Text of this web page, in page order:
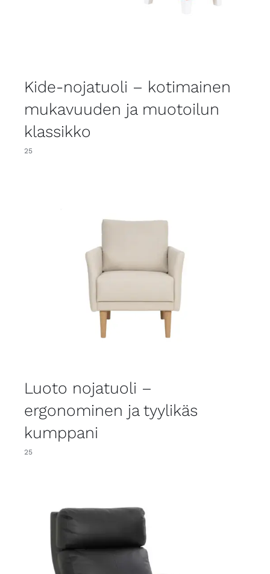
Kide-nojatuoli – kotimainen
mukavuuden ja muotoilun
klassikko
25
Luoto nojatuoli –
ergonominen ja tyylikäs
kumppani
25